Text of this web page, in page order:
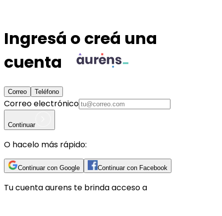
Ingresá o creá una
cuenta
Correo Teléfono
Correo electrónico
Continuar
O hacelo más rápido:
Continuar con Google Continuar con Facebook
Tu cuentaaurens te brinda acceso a